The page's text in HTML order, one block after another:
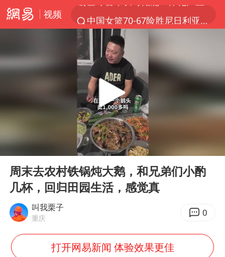
视频
名创优品回应女子吐槽内裤质量差
中巨芯：上半年归母净利润1405.77万元
秋天的第一杯奶茶到底有多火
38岁演员求职万岁山NPC成功
国乒男单横滨冠军赛全军覆没
胡彦斌获《歌手2026》歌王
Play
00:00 04:28
周末去农村铁锅炖大鹅，和兄弟们小酌
几杯，回归田园生活，感觉真
叫我栗子
重庆 0
打开网易新闻 体验效果更佳